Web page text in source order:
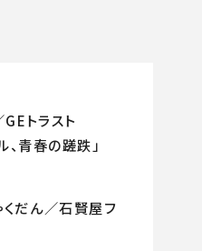
トラスト
青春の蹉跌」
くだん／石賢屋フ